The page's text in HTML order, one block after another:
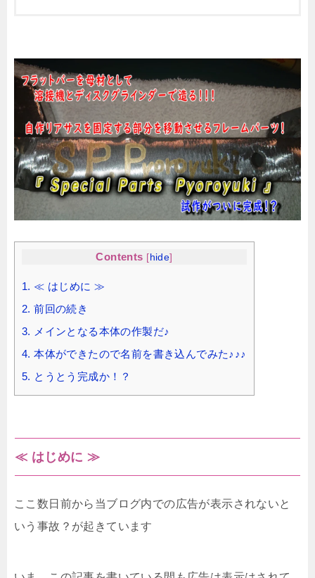
Contents [ hide]
1. ≪ はじめに ≫
2. 前回の続き
3. メインとなる本体の作製だ♪
4. 本体ができたので名前を書き込んでみた♪♪♪
5. とうとう完成か！？
≪ はじめに ≫
ここ数日前から当ブログ内での広告が表示されないと
いう事故？が起きています